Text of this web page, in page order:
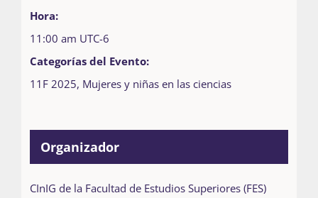
Hora:
11:00 am UTC-6
Categorías del Evento:
11F 2025, Mujeres y niñas en las ciencias
Organizador
CInIG de la Facultad de Estudios Superiores (FES)